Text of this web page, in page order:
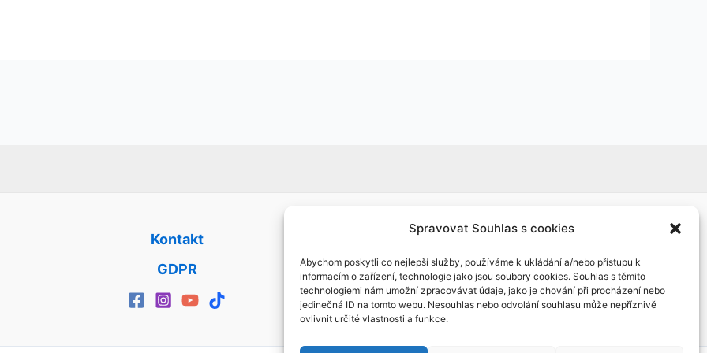
Spravovat Souhlas s cookies
Abychom poskytli co nejlepší služby, používáme k ukládání a/nebo přístupu k
informacím o zařízení, technologie jako jsou soubory cookies. Souhlas s těmito
technologiemi nám umožní zpracovávat údaje, jako je chování při procházení nebo
jedinečná ID na tomto webu. Nesouhlas nebo odvolání souhlasu může nepříznivě
ovlivnit určité vlastnosti a funkce.
Kontakt
GDPR